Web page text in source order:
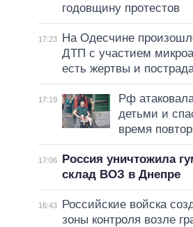
годовщину протестов
17:23
На Одесчине
ДТП с участием
есть жертвы и
17:19
Рф
детьми и
время
17:06
Россия уничтожила
склад ВОЗ в Днепре
16:43
Российские войска
зоны контроля возле